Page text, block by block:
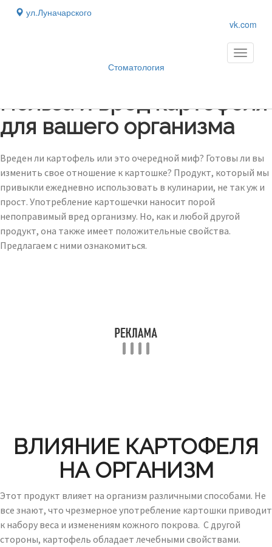
ул.Луначарского
vk.com
Стоматология
Toggle
Польза и вред картофеля
для вашего организма
Вреден ли картофель или это очередной миф? Готовы ли вы
изменить свое отношение к картошке? Продукт, который мы
привыкли ежедневно использовать в кулинарии, не так уж и
прост. Употребление картошечки наносит порой
непоправимый вред организму. Но, как и любой другой
продукт, она также имеет положительные свойства.
Предлагаем с ними ознакомиться.
ВЛИЯНИЕ КАРТОФЕЛЯ
НА ОРГАНИЗМ
Этот продукт влияет на организм различными способами. Не
все знают, что чрезмерное употребление картошки приводит
к набору веса и изменениям кожного покрова. С другой
стороны, картофель обладает лечебными свойствами.